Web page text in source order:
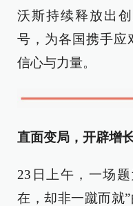
沃斯持续释放出
号，为各国携手应
信心与力量。
直面变局，开辟增
23日上午，一场
在，却非一蹴而就